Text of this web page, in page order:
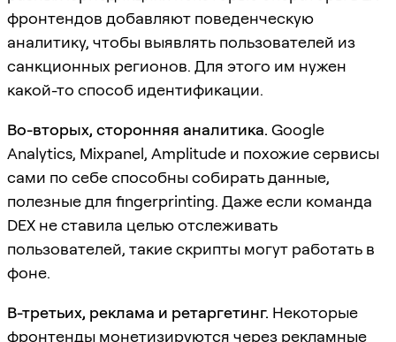
фронтендов добавляют поведенческую
аналитику, чтобы выявлять пользователей из
санкционных регионов. Для этого им нужен
какой-то способ идентификации.
Во-вторых, сторонняя аналитика. Google
Analytics, Mixpanel, Amplitude и похожие сервисы
сами по себе способны собирать данные,
полезные для fingerprinting. Даже если команда
DEX не ставила целью отслеживать
пользователей, такие скрипты могут работать в
фоне.
В-третьих, реклама и ретаргетинг. Некоторые
фронтенды монетизируются через рекламные